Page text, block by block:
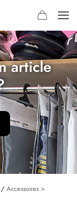
article
/ Accessoires >